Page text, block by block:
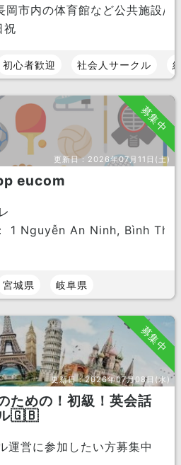
岡市内の体育館など公共施設/
祝
初心者歓迎 社会人サークル
募集中
更新日： 2026年07月11日(土)
eucom
1 Nguyễn An Ninh, Bình
宮城県 岐阜県
募集中
更新日：2026年07月08日(水)
ための！初級！英会話
ル🇬🇧
営に参加したい方募集中